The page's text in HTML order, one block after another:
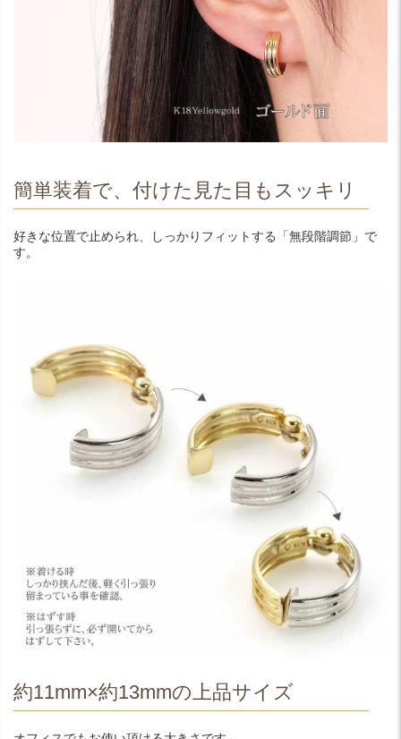
簡単装着で、付けた見た目もスッキリ
好きな位置で止められ、しっかりフィットする「無段階調節」で
す。
約11mm×約13mmの上品サイズ